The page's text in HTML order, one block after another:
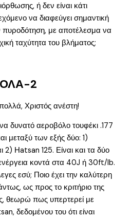
ή δεν είναι κάτι
να διαφεύγει σημαντική
με αποτέλεσμα να
ταχύτητα του βλήματος;
2
Χριστός ανέστη!
δυνατό αεροβόλο τουφέκι .177
μεταξύ των εξής δύο: 1)
Ηatsan 125. Είναι και τα δύο
κοντά στα 40J ή 30ft/lb.
εσύ; Ποιο έχει την καλύτερη
ως προς το κριτήριο της
θεωρώ πως υπερτερεί με
δεδομένου του ότι είναι